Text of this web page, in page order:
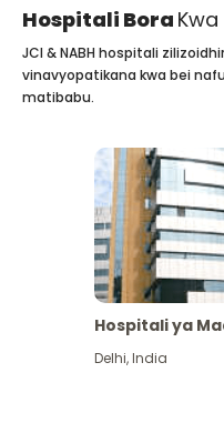
Hospitali Bora
JCI & NABH hospitali
vinavyopatikana kwa bei
matibabu.
Hospitali ya
Delhi,India